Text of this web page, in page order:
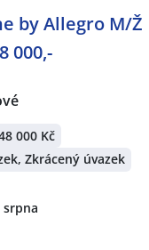
by Allegro M/Ž
000,-
000 Kč
Zkrácený úvazek
srpna